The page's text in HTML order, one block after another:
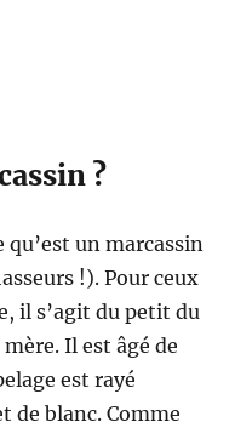
?
qu’est un marcassin
!). Pour ceux
il s’agit du petit du
Il est âgé de
est rayé
de blanc. Comme